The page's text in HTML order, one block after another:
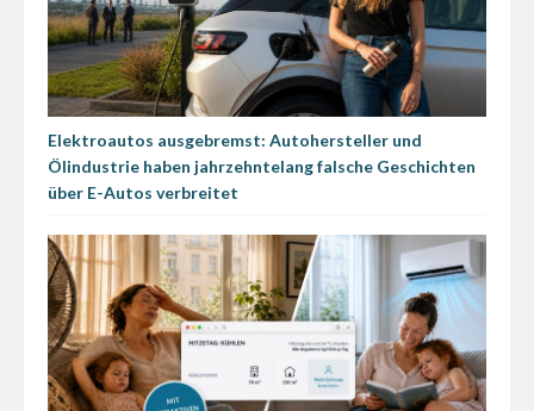
Elektroautos ausgebremst: Autohersteller und
Ölindustrie haben jahrzehntelang falsche Geschichten
über E-Autos verbreitet